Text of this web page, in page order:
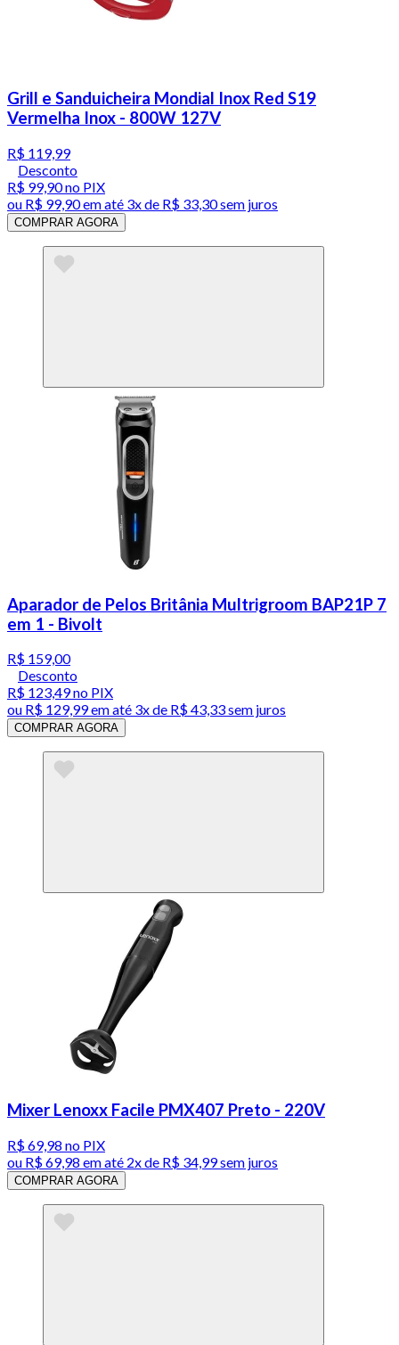
Grill e Sanduicheira Mondial Inox Red S19
Vermelha Inox - 800W 127V
R$ 119,99
Desconto
R$ 99,90no PIX
ou R$ 99,90em até 3x de R$ 33,30 sem juros
COMPRAR AGORA
Aparador de Pelos Britânia Multrigroom BAP21P 7
em 1 - Bivolt
R$ 159,00
Desconto
R$ 123,49no PIX
ou R$ 129,99em até 3x de R$ 43,33 sem juros
COMPRAR AGORA
Mixer Lenoxx Facile PMX407 Preto - 220V
R$ 69,98 no PIX
ou R$ 69,98 em até 2x de R$ 34,99 sem juros
COMPRAR AGORA